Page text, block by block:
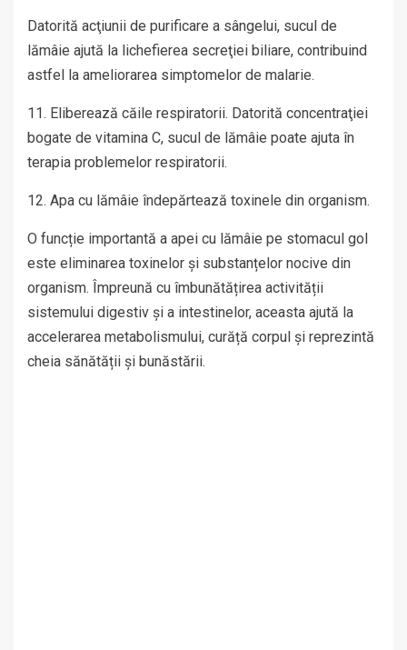
Datorită acţiunii de purificare a sângelui, sucul de
lămâie ajută la lichefierea secreţiei biliare, contribuind
astfel la ameliorarea simptomelor de malarie.
11. Eliberează căile respiratorii. Datorită concentraţiei
bogate de vitamina C, sucul de lămâie poate ajuta în
terapia problemelor respiratorii.
12. Apa cu lămâie îndepărtează toxinele din organism.
O funcție importantă a apei cu lămâie pe stomacul gol
este eliminarea toxinelor și substanțelor nocive din
organism. Împreună cu îmbunătățirea activității
sistemului digestiv și a intestinelor, aceasta ajută la
accelerarea metabolismului, curăță corpul și reprezintă
cheia sănătății și bunăstării.